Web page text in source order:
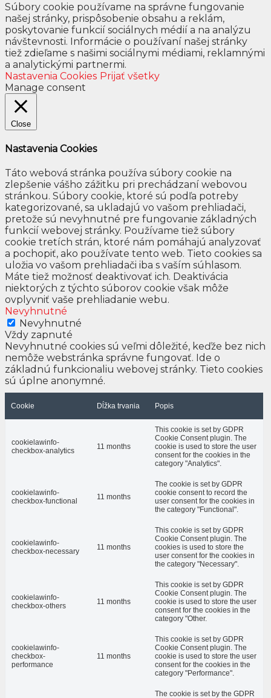
Súbory cookie používame na správne fungovanie
našej stránky, prispôsobenie obsahu a reklám,
poskytovanie funkcií sociálnych médií a na analýzu
návštevnosti. Informácie o používaní našej stránky
tiež zdieľame s našimi sociálnymi médiami, reklamnými
a analytickými partnermi.
Nastavenia Cookies Prijať všetky
Manage consent
Close
Nastavenia Cookies
Táto webová stránka používa súbory cookie na
zlepšenie vášho zážitku pri prechádzaní webovou
stránkou. Súbory cookie, ktoré sú podľa potreby
kategorizované, sa ukladajú vo vašom prehliadači,
pretože sú nevyhnutné pre fungovanie základných
funkcií webovej stránky. Používame tiež súbory
cookie tretích strán, ktoré nám pomáhajú analyzovať
a pochopiť, ako používate tento web. Tieto cookies sa
uložia vo vašom prehliadači iba s vaším súhlasom.
Máte tiež možnosť deaktivovať ich. Deaktivácia
niektorých z týchto súborov cookie však môže
ovplyvniť vaše prehliadanie webu.
Nevyhnutné
Nevyhnutné
Vždy zapnuté
Nevyhnutné cookies sú veľmi dôležité, keďže bez nich
nemôže webstránka správne fungovať. Ide o
základnú funkcionaliu webovej stránky. Tieto cookies
sú úplne anonymné.
Cookie Dĺžka trvania Popis
cookielawinfo-
checkbox-analytics
11 months
This cookie is set by GDPR
Cookie Consent plugin. The
cookie is used to store the user
consent for the cookies in the
category "Analytics".
cookielawinfo-
checkbox-functional
11 months
The cookie is set by GDPR
cookie consent to record the
user consent for the cookies in
the category "Functional".
cookielawinfo-
checkbox-necessary
11 months
This cookie is set by GDPR
Cookie Consent plugin. The
cookies is used to store the
user consent for the cookies in
the category "Necessary".
cookielawinfo-
checkbox-others
11 months
This cookie is set by GDPR
Cookie Consent plugin. The
cookie is used to store the user
consent for the cookies in the
category "Other.
cookielawinfo-
checkbox-
performance
11 months
This cookie is set by GDPR
Cookie Consent plugin. The
cookie is used to store the user
consent for the cookies in the
category "Performance".
The cookie is set by the GDPR